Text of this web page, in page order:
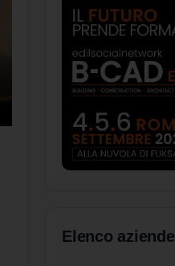
Elenco aziende